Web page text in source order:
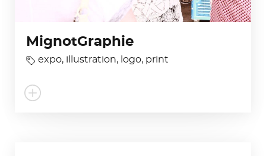
MignotGraphie
expo, illustration, logo, print